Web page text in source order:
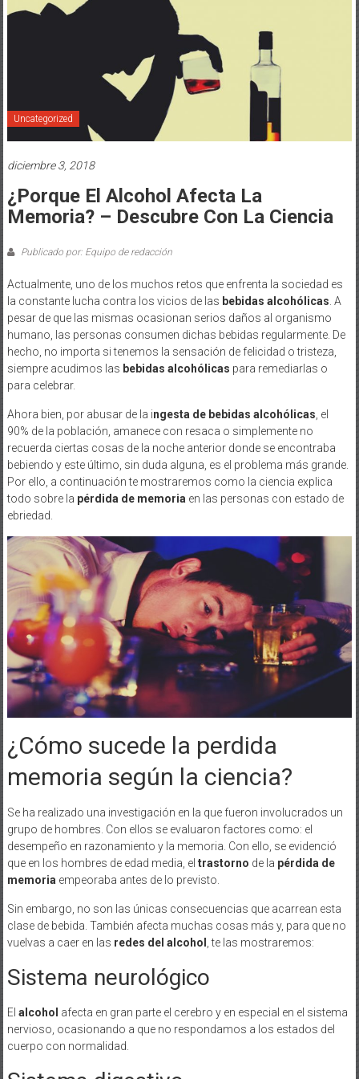
Uncategorized
diciembre 3, 2018
¿Porque El Alcohol Afecta La
Memoria? – Descubre Con La Ciencia
Publicado por: Equipo de redacción
Actualmente, uno de los muchos retos que enfrenta la sociedad es
la constante lucha contra los vicios de las bebidas alcohólicas . A
pesar de que las mismas ocasionan serios daños al organismo
humano, las personas consumen dichas bebidas regularmente. De
hecho, no importa si tenemos la sensación de felicidad o tristeza,
siempre acudimos las bebidas alcohólicas para remediarlas o
para celebrar.
Ahora bien, por abusar de la ingesta de bebidas alcohólicas , el
90% de la población, amanece con resaca o simplemente no
recuerda ciertas cosas de la noche anterior donde se encontraba
bebiendo y este último, sin duda alguna, es el problema más grande.
Por ello, a continuación te mostraremos como la ciencia explica
todo sobre la pérdida de memoria en las personas con estado de
ebriedad.
¿Cómo sucede la perdida
memoria según la ciencia?
Se ha realizado una investigación en la que fueron involucrados un
grupo de hombres. Con ellos se evaluaron factores como: el
desempeño en razonamiento y la memoria. Con ello, se evidenció
que en los hombres de edad media, el trastorno de la pérdida de
memoria empeoraba antes de lo previsto.
Sin embargo, no son las únicas consecuencias que acarrean esta
clase de bebida. También afecta muchas cosas más y, para que no
vuelvas a caer en las redes del alcohol , te las mostraremos:
Sistema neurológico
El alcohol afecta en gran parte el cerebro y en especial en el sistema
nervioso, ocasionando a que no respondamos a los estados del
cuerpo con normalidad.